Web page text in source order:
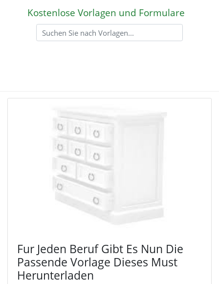
Kostenlose Vorlagen und Formulare
Fur Jeden Beruf Gibt Es Nun Die
Passende Vorlage Dieses Must
Herunterladen